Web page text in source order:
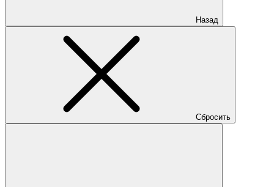
Назад
Сбросить